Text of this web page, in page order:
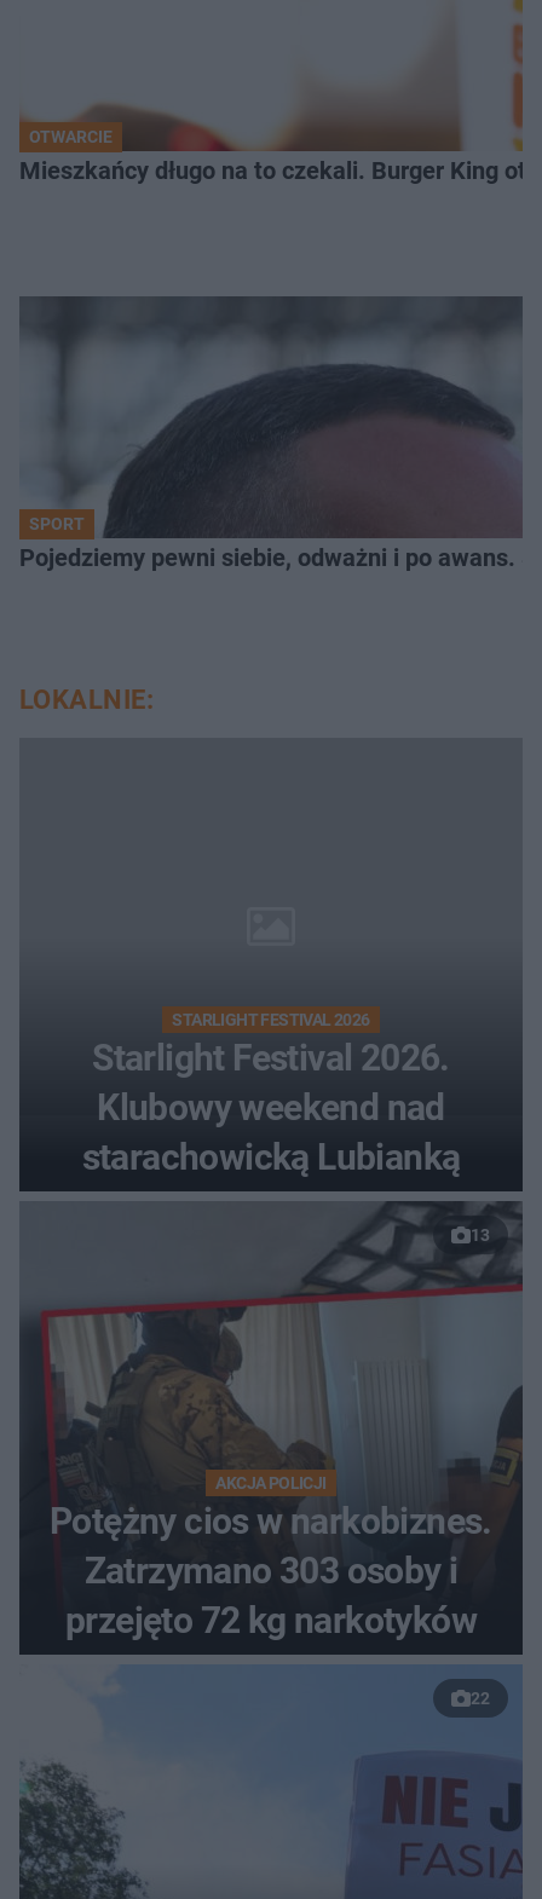
OTWARCIE
Mieszkańcy długo na to czekali. Burger King
SPORT
Pojedziemy pewni siebie, odważni i po awans.
LOKALNIE:
STARLIGHT FESTIVAL 2026
Starlight Festival 2026.
Klubowy weekend nad
starachowicką Lubianką
13
AKCJA POLICJI
Potężny cios w narkobiznes.
Zatrzymano 303 osoby i
przejęto 72 kg narkotyków
22